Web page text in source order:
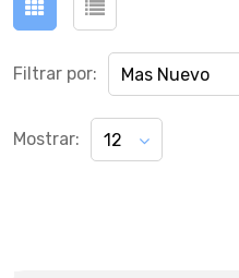
Filtrar por: Mas Nuevo
Mostrar: 12